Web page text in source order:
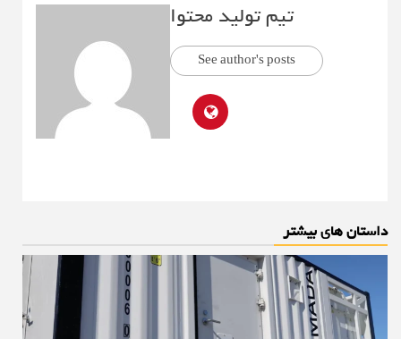
تیم تولید محتوا
See author's posts
داستان های بیشتر